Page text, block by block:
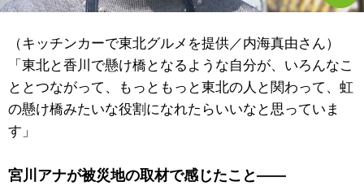
（キッチンカーで東北グルメを提供／内海真由さん）
「東北と香川で懸け橋となるような自分が、いろんなこ
ととつながって、もっともっと東北の人と関わって、虹
の懸け橋みたいな役割になれたらいいなと思っていま
す」
宮川アナが被災地の取材で感じたこと――